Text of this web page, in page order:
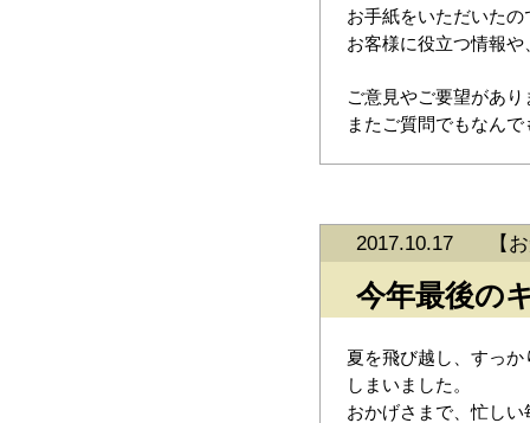
お手紙をいただいた
お客様に役立つ情報
ご意見やご要望があ
またご質問でもなん
2017.10.17 【
今年最後の
夏を飛び越し、すっ
しまいました。
おかげさまで、忙し